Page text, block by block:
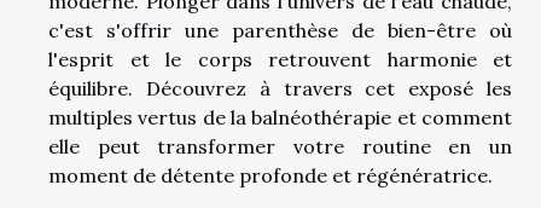
c'est s'offrir une parenthèse de bien-être où
l'esprit et le corps retrouvent harmonie et
équilibre. Découvrez à travers cet exposé les
multiples vertus de la balnéothérapie et comment
elle peut transformer votre routine en un
moment de détente profonde et régénératrice.